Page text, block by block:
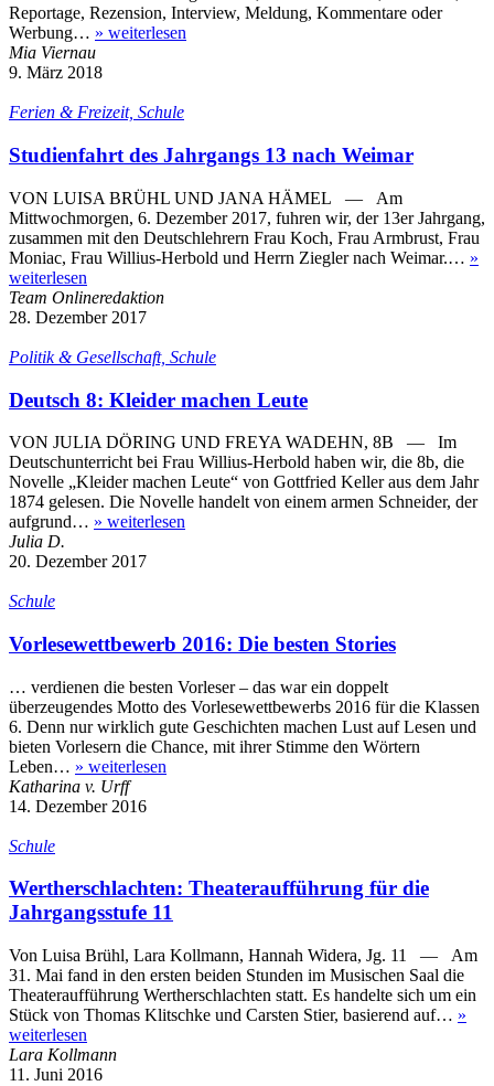
Reportage, Rezension, Interview, Meldung, Kommentare oder
Werbung… » weiterlesen
Mia Viernau
9. März 2018
Ferien & Freizeit, Schule
Studienfahrt des Jahrgangs 13 nach Weimar
VON LUISA BRÜHL UND JANA HÄMEL — Am
Mittwochmorgen, 6. Dezember 2017, fuhren wir, der 13er Jahrgang,
zusammen mit den Deutschlehrern Frau Koch, Frau Armbrust, Frau
Moniac, Frau Willius-Herbold und Herrn Ziegler nach Weimar.… »
weiterlesen
Team Onlineredaktion
28. Dezember 2017
Politik & Gesellschaft, Schule
Deutsch 8: Kleider machen Leute
VON JULIA DÖRING UND FREYA WADEHN, 8B — Im
Deutschunterricht bei Frau Willius-Herbold haben wir, die 8b, die
Novelle „Kleider machen Leute“ von Gottfried Keller aus dem Jahr
1874 gelesen. Die Novelle handelt von einem armen Schneider, der
aufgrund… » weiterlesen
Julia D.
20. Dezember 2017
Schule
Vorlesewettbewerb 2016: Die besten Stories
… verdienen die besten Vorleser – das war ein doppelt
überzeugendes Motto des Vorlesewettbewerbs 2016 für die Klassen
6. Denn nur wirklich gute Geschichten machen Lust auf Lesen und
bieten Vorlesern die Chance, mit ihrer Stimme den Wörtern
Leben… » weiterlesen
Katharina v. Urff
14. Dezember 2016
Schule
Wertherschlachten: Theateraufführung für die
Jahrgangsstufe 11
Von Luisa Brühl, Lara Kollmann, Hannah Widera, Jg. 11 — Am
31. Mai fand in den ersten beiden Stunden im Musischen Saal die
Theateraufführung Wertherschlachten statt. Es handelte sich um ein
Stück von Thomas Klitschke und Carsten Stier, basierend auf… »
weiterlesen
Lara Kollmann
11. Juni 2016